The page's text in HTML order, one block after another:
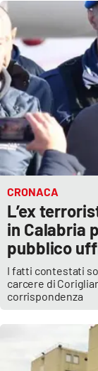
CRONACA
L’ex
in Calabria
pubblico
I fatti contestati
carcere di
corrispondenza